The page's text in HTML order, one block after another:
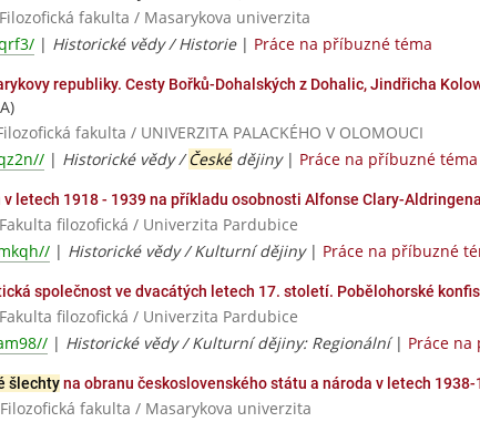
fakulta / Masarykova univerzita
| Historické vědy / Historie| Práce na příbuzné téma
republiky. Cesty Bořků-Dohalských z Dohalic, Jindřicha
fakulta / UNIVERZITA PALACKÉHO V OLOMOUCI
| Historické vědy /Českédějiny| Práce na příbuzné téma
v letech 1918 - 1939 na příkladu osobnosti Alfonse Clary-Aldringena
filozofická / Univerzita Pardubice
| Historické vědy / Kulturní dějiny| Práce na příbuzné
společnost ve dvacátých letech 17. století. Pobělohorské
filozofická / Univerzita Pardubice
| Historické vědy / Kulturní dějiny: Regionální| Práce
šlechtyna obranu československého státu a národa v letech 1938-
fakulta / Masarykova univerzita